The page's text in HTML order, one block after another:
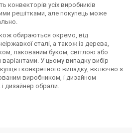
конвекторів усіх виробників
решітками, але покупець може
обираються окремо, від
сталі, а також із дерева,
лакованим буком, світлою або
У цьому випадку вибір
і конкретного випадку, включно з
виробником, і дизайном
дизайнер обрали.